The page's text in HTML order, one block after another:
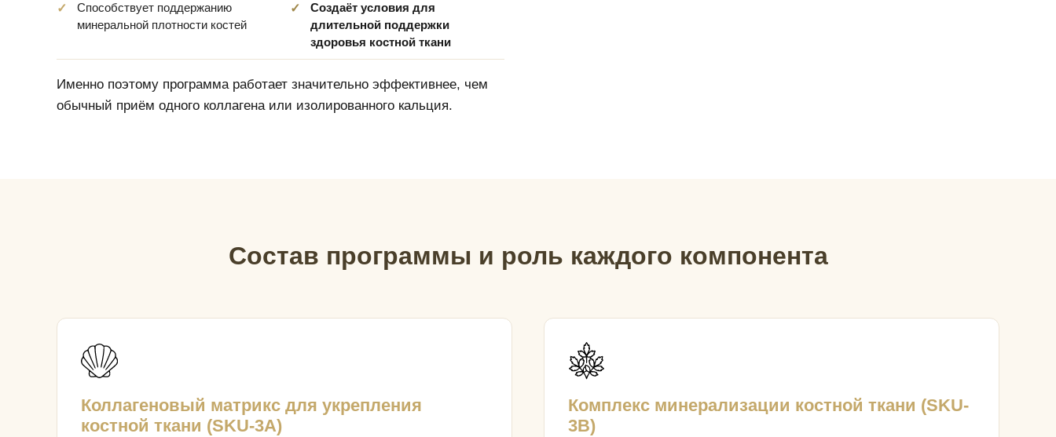
Способствует поддержанию
минеральной плотности костей
Создаёт условия для
длительной поддержки
здоровья костной ткани
Именно поэтому программа работает значительно эффективнее, чем
обычный приём одного коллагена или изолированного кальция.
Состав программы и роль каждого компонента
Коллагеновый матрикс для укрепления
костной ткани (SKU-3A)
Комплекс минерализации костной ткани (SKU-
3B)